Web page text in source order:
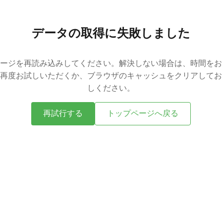
データの取得に失敗しました
ジを再読み込みしてください。解決しない場合は、時間を
度お試しいただくか、ブラウザのキャッシュをクリアして
しください。
再試行する トップページへ戻る